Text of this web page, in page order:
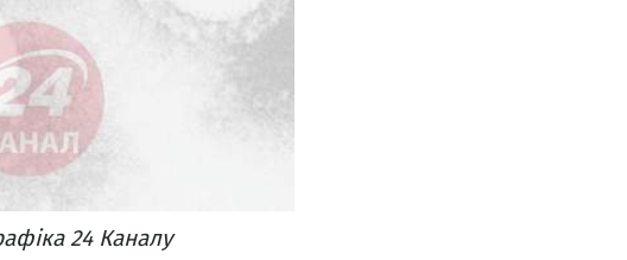
24 Каналу